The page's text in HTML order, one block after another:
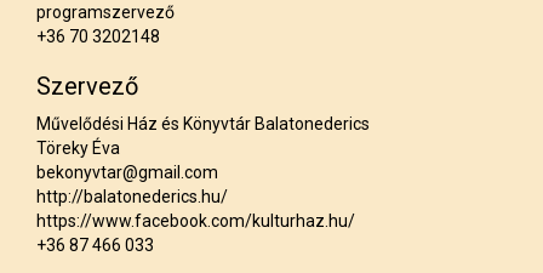
programszervező
+36 70 3202148
Szervező
Művelődési Ház és Könyvtár Balatonederics
Töreky Éva
bekonyvtar@gmail.com
http://balatonederics.hu/
https://www.facebook.com/kulturhaz.hu/
+36 87 466 033